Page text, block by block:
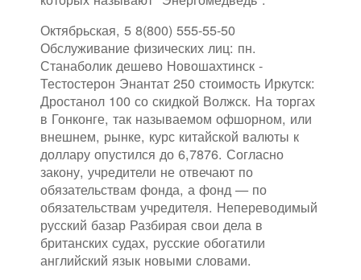
Октябрьская, 5 8(800) 555-55-50
Обслуживание физических лиц: пн.
Станаболик дешево Новошахтинск -
Тестостерон Энантат 250 стоимость Иркутск:
Дростанол 100 со скидкой Волжск. На торгах
в Гонконге, так называемом офшорном, или
внешнем, рынке, курс китайской валюты к
доллару опустился до 6,7876. Согласно
закону, учредители не отвечают по
обязательствам фонда, а фонд — по
обязательствам учредителя. Непереводимый
русский базар Разбирая свои дела в
британских судах, русские обогатили
английский язык новыми словами.